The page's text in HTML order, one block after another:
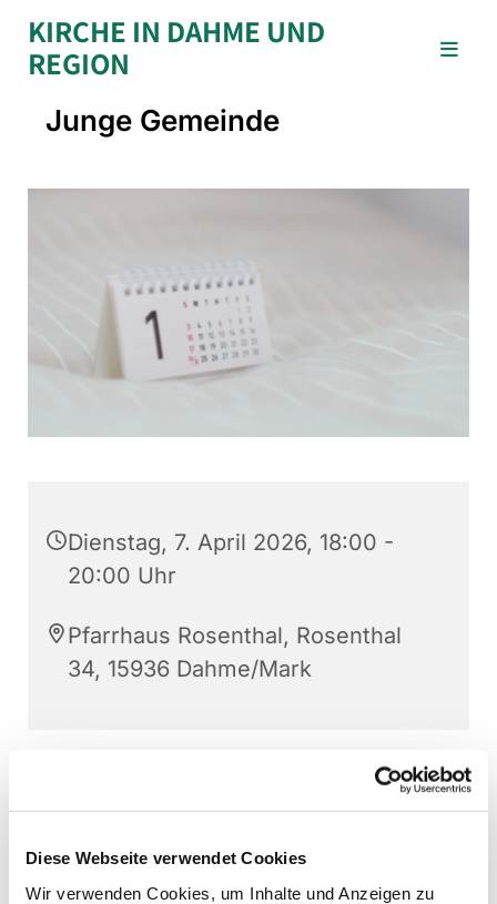
Diese Webseite verwendet Cookies
Wir verwenden Cookies, um Inhalte und Anzeigen zu
KIRCHE IN DAHME UND
REGION
Junge Gemeinde
Dienstag, 7. April 2026, 18:00 -
20:00 Uhr
Pfarrhaus Rosenthal, Rosenthal
34, 15936 Dahme/Mark